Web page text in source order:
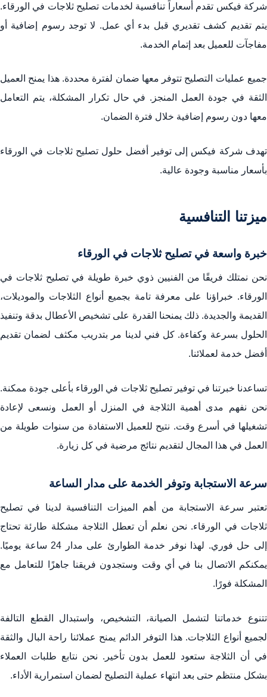
شركة فيكس تقدم أسعاراً تنافسية لخدمات تصليح ثلاجات في الورقاء.
يتم تقديم كشف تقديري قبل بدء أي عمل. لا توجد رسوم إضافية أو
مفاجآت للعميل بعد إتمام الخدمة.
جميع عمليات التصليح تتوفر معها ضمان لفترة محددة. هذا يمنح العميل
الثقة في جودة العمل المنجز. في حال تكرار المشكلة، يتم التعامل
معها دون رسوم إضافية خلال فترة الضمان.
تهدف شركة فيكس إلى توفير أفضل حلول تصليح ثلاجات في الورقاء
بأسعار مناسبة وجودة عالية.
ميزتنا التنافسية
خبرة واسعة في تصليح ثلاجات في الورقاء
نحن نمتلك فريقًا من الفنيين ذوي خبرة طويلة في تصليح ثلاجات في
الورقاء. خبراؤنا على معرفة تامة بجميع أنواع الثلاجات والموديلات،
القديمة والجديدة. ذلك يمنحنا القدرة على تشخيص الأعطال بدقة وتنفيذ
الحلول بسرعة وكفاءة. كل فني لدينا مر بتدريب مكثف لضمان تقديم
أفضل خدمة لعملائنا.
تساعدنا خبرتنا في توفير تصليح ثلاجات في الورقاء بأعلى جودة ممكنة.
نحن نفهم مدى أهمية الثلاجة في المنزل أو العمل ونسعى لإعادة
تشغيلها في أسرع وقت. نتيح للعميل الاستفادة من سنوات طويلة من
العمل في هذا المجال لتقديم نتائج مرضية في كل زيارة.
سرعة الاستجابة وتوفر الخدمة على مدار الساعة
تعتبر سرعة الاستجابة من أهم الميزات التنافسية لدينا في تصليح
ثلاجات في الورقاء. نحن نعلم أن تعطل الثلاجة مشكلة طارئة تحتاج
إلى حل فوري. لهذا نوفر خدمة الطوارئ على مدار 24 ساعة يوميًا.
يمكنكم الاتصال بنا في أي وقت وستجدون فريقنا جاهزًا للتعامل مع
المشكلة فورًا.
تتنوع خدماتنا لتشمل الصيانة، التشخيص، واستبدال القطع التالفة
لجميع أنواع الثلاجات. هذا التوفر الدائم يمنح عملائنا راحة البال والثقة
في أن الثلاجة ستعود للعمل بدون تأخير. نحن نتابع طلبات العملاء
بشكل منتظم حتى بعد انتهاء عملية التصليح لضمان استمرارية الأداء.